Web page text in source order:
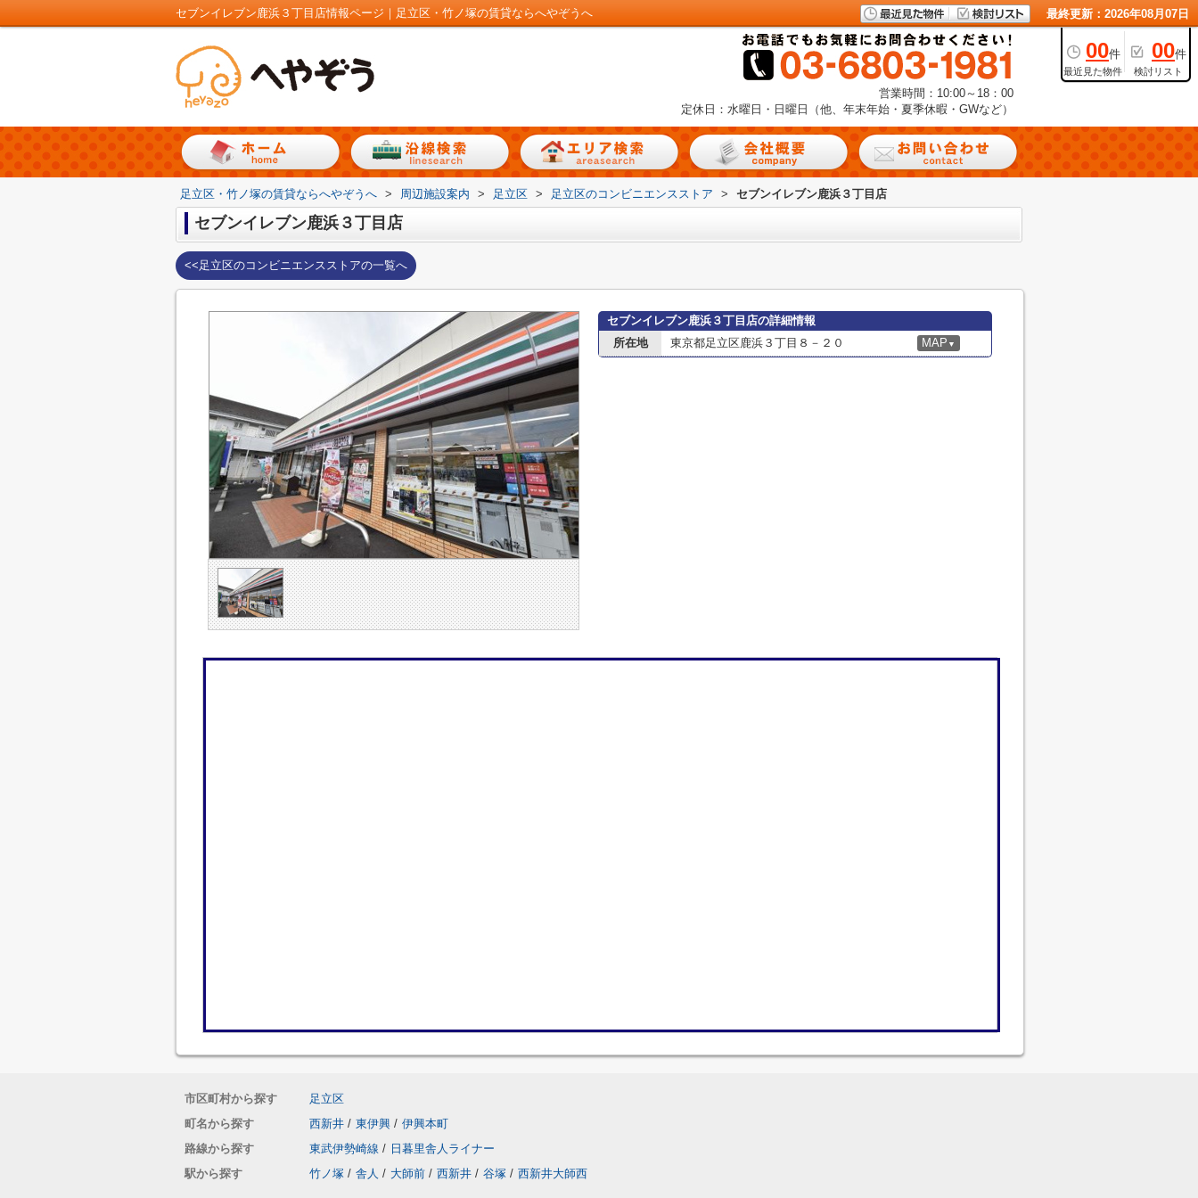
セブンイレブン鹿浜３丁目店情報ページ｜足立区・竹ノ塚の賃貸ならへやぞうへ 最終更新：2026年08月07日
00件
最近見た物件
00件
検討リスト
営業時間：10:00～18：00
定休日：水曜日・日曜日（他、年末年始・夏季休暇・GWなど）
足立区・竹ノ塚の賃貸ならへやぞうへ > 周辺施設案内 > 足立区 > 足立区のコンビニエンスストア > セブンイレブン鹿浜３丁目店
セブンイレブン鹿浜３丁目店
<<足立区のコンビニエンスストアの一覧へ
セブンイレブン鹿浜３丁目店の詳細情報
所在地
東京都足立区鹿浜３丁目８－２０ MAP ▼
市区町村から探す
足立区
町名から探す
西新井 / 東伊興 / 伊興本町
路線から探す
東武伊勢崎線 / 日暮里舎人ライナー
駅から探す
竹ノ塚 / 舎人 / 大師前 / 西新井 / 谷塚 / 西新井大師西